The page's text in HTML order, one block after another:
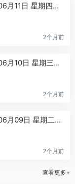
品牌快讯｜2026年06月11日 星期四｜丙午年四月廿六
2个月前
品牌快讯｜2026年06月10日 星期三｜丙午年四月廿五
2个月前
品牌快讯｜2026年06月09日 星期二｜丙午年四月廿四
2个月前
查看更多+